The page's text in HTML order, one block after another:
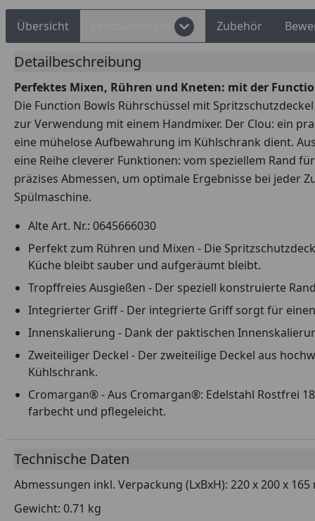
Übersicht Zubehör
Detailbeschreibung
Perfektes Mixen, Rühren und Kneten: mit der
Die Function Bowls Rührschüssel mit
zur Verwendung mit einem Handmixer. Der Clou: ein
eine mühelose Aufbewahrung im Kühlschrank dient.
eine Reihe cleverer Funktionen: vom speziellem
präzises Abmessen, um optimale Ergebnisse bei jeder
Spülmaschine.
Alte Art. Nr.: 0645666030
Perfekt zum Rühren und Mixen - Die
Küche bleibt sauber und aufgeräumt bleibt.
Tropffreies Ausgießen - Der speziell konstruierte
Integrierter Griff - Der integrierte Griff sorgt für
Innenskalierung - Dank der paktischen
Zweiteiliger Deckel - Der zweiteilige Deckel aus
Kühlschrank.
Cromargan® - Aus Cromargan®: Edelstahl Rostfrei
farbecht und pflegeleicht.
Technische Daten
Abmessungen inkl. Verpackung (LxBxH): 220 x 200 x 165
Gewicht: 0.71 kg